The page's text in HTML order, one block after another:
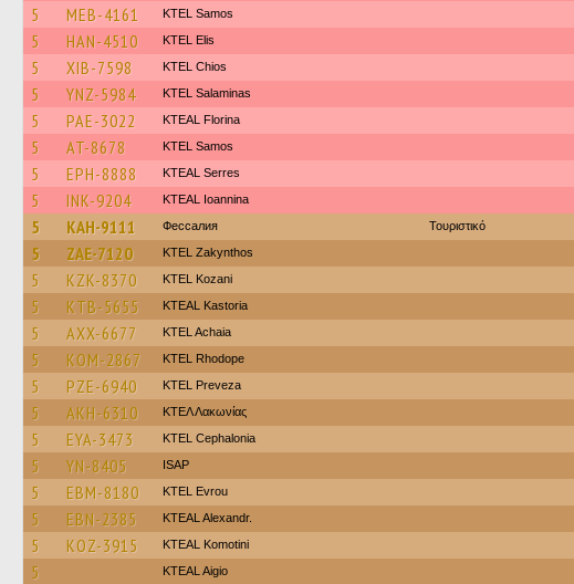
5 MEB-4161 KTEL Samos
5 HAN-4510 KTEL Elis
5 XIB-7598 KTEL Chios
5 YNZ-5984 KTEL Salaminas
5 PAE-3022 KTEAL Florina
5 AT-8678 KTEL Samos
5 EPH-8888 KTEAL Serres
5 INK-9204 KTEAL Ioannina
5 KAH-9111 Фессалия Τουριστικό
5 ZAE-7120 KTEL Zakynthos
5 KZK-8370 ΚΤΕL Kozani
5 KTB-5655 KTEAL Kastoria
5 AXX-6677 KTEL Achaia
5 KOM-2867 KTEL Rhodope
5 PZE-6940 KTEL Preveza
5 AKH-6310 ΚΤΕΛ Λακωνίας
5 EYA-3473 KTEL Cephalonia
5 YN-8405 ISAP
5 EBM-8180 KTEL Evrou
5 EBN-2385 KTEAL Alexandr.
5 KOZ-3915 KTEAL Komotini
5 KTEAL Aigio